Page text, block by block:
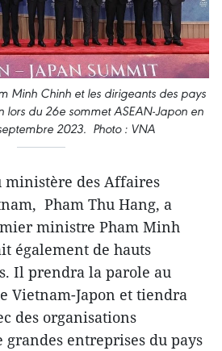
Minh Chinh et les dirigeants des pays
lors du 26e sommet ASEAN-Japon en
2023. Photo : VNA
ministère des Affaires
Pham Thu Hang, a
ministre Pham Minh
également de hauts
Il prendra la parole au
Vietnam-Japon et tiendra
des organisations
grandes entreprises du pays